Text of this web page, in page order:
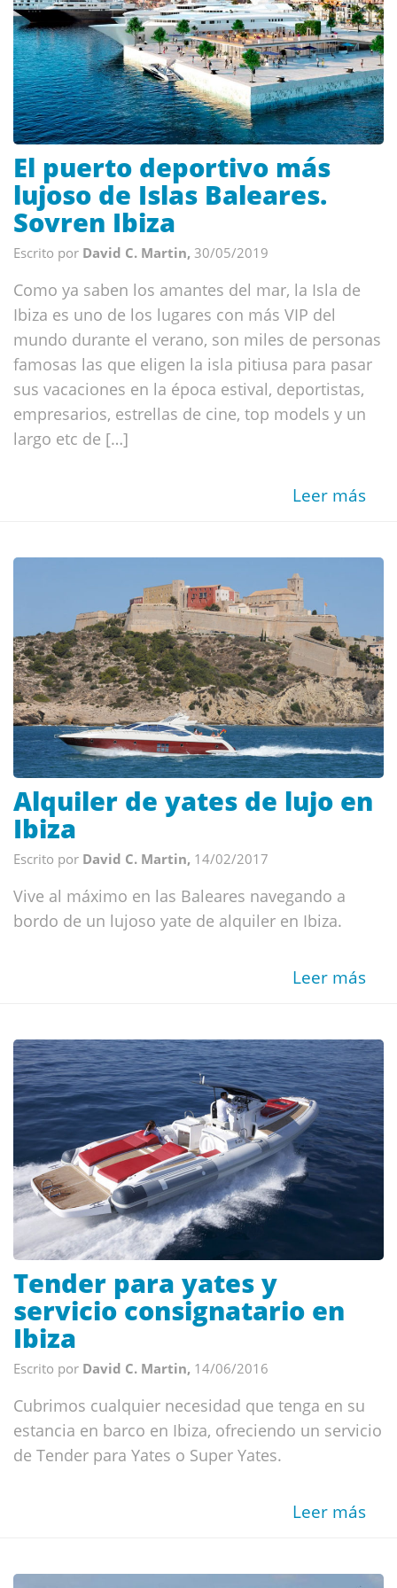
El puerto deportivo más
lujoso de Islas Baleares.
Sovren Ibiza
Escrito por David C. Martin, 30/05/2019
Como ya saben los amantes del mar, la Isla de
Ibiza es uno de los lugares con más VIP del
mundo durante el verano, son miles de personas
famosas las que eligen la isla pitiusa para pasar
sus vacaciones en la época estival, deportistas,
empresarios, estrellas de cine, top models y un
largo etc de […]
Leer más
Alquiler de yates de lujo en
Ibiza
Escrito por David C. Martin, 14/02/2017
Vive al máximo en las Baleares navegando a
bordo de un lujoso yate de alquiler en Ibiza.
Leer más
Tender para yates y
servicio consignatario en
Ibiza
Escrito por David C. Martin, 14/06/2016
Cubrimos cualquier necesidad que tenga en su
estancia en barco en Ibiza, ofreciendo un servicio
de Tender para Yates o Super Yates.
Leer más